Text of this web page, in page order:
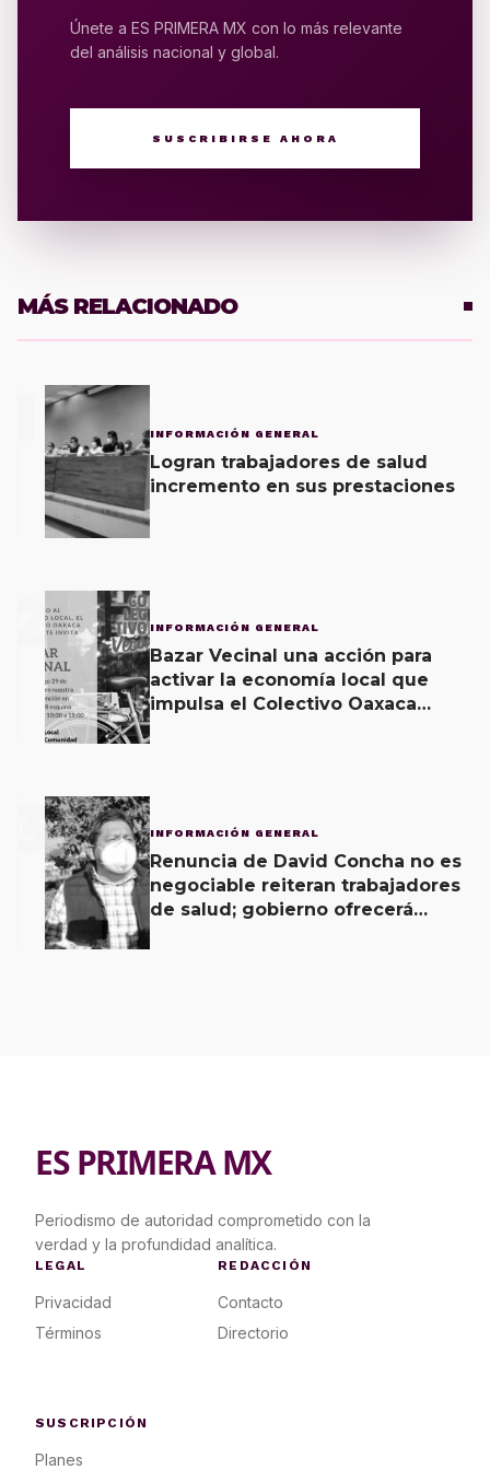
Únete a ES PRIMERA MX con lo más relevante
del análisis nacional y global.
SUSCRIBIRSE AHORA
MÁS RELACIONADO
INFORMACIÓN GENERAL
Logran trabajadores de salud
incremento en sus prestaciones
2 INFORMACIÓN GENERAL
Bazar Vecinal una acción para
activar la economía local que
impulsa el Colectivo Oaxaca
3 INFORMACIÓN GENERAL
Renuncia de David Concha no es
negociable reiteran trabajadores
de salud; gobierno ofrecerá
ES PRIMERA MX
Periodismo de autoridad comprometido con la
verdad y la profundidad analítica.
LEGAL
Privacidad
Términos
REDACCIÓN
Contacto
Directorio
SUSCRIPCIÓN
Planes